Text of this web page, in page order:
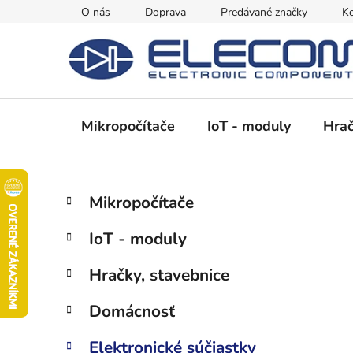
O nás Doprava Predávané značky
Mikropočítače IoT - moduly
B
č
ý
a
n
Preskočiť
kategórie
K
a
e
ó
i
Mikropočítače
IoT - moduly
Hračky, stavebnice
Domácnosť
Elektronické súčiastky